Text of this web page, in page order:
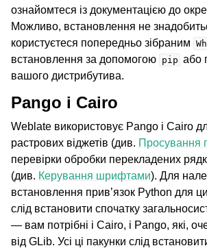
ознайомтеся із документацією до
Можливо, встановлення не
користуєтеся попередньо зібраним
встановлення за допомогою pip або
вашого дистрибутива.
Pango і Cairo
Weblate використовує Pango і Cairo
растрових віджетів (див. Просування
перевірки обробки перекладених
(див. Керування шрифтами). Для
встановлення прив’язок Python для
слід встановити спочатку
— вам потрібні і Cairo, і Pango, які,
від GLib. Усі ці пакунки слід